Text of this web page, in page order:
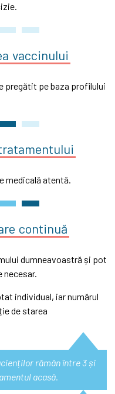
vaccinului
pregătit pe baza profilului
medicală atentă.
continuă
dumneavoastră și pot
necesar.
individual, iar numărul
de starea
rămân între 3 și
acasă.